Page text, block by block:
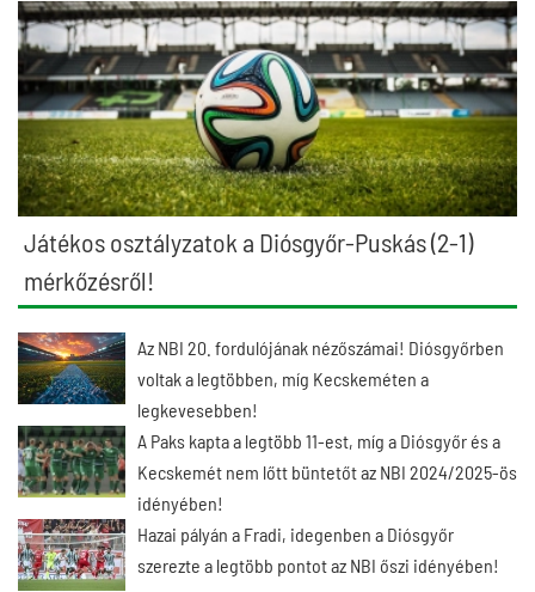
Játékos osztályzatok a Diósgyőr-Puskás (2-1)
mérkőzésről!
Az NBI 20. fordulójának nézőszámai! Diósgyőrben
voltak a legtöbben, míg Kecskeméten a
legkevesebben!
A Paks kapta a legtöbb 11-est, míg a Diósgyőr és a
Kecskemét nem lőtt büntetőt az NBI 2024/2025-ös
idényében!
Hazai pályán a Fradi, idegenben a Diósgyőr
szerezte a legtöbb pontot az NBI őszi idényében!